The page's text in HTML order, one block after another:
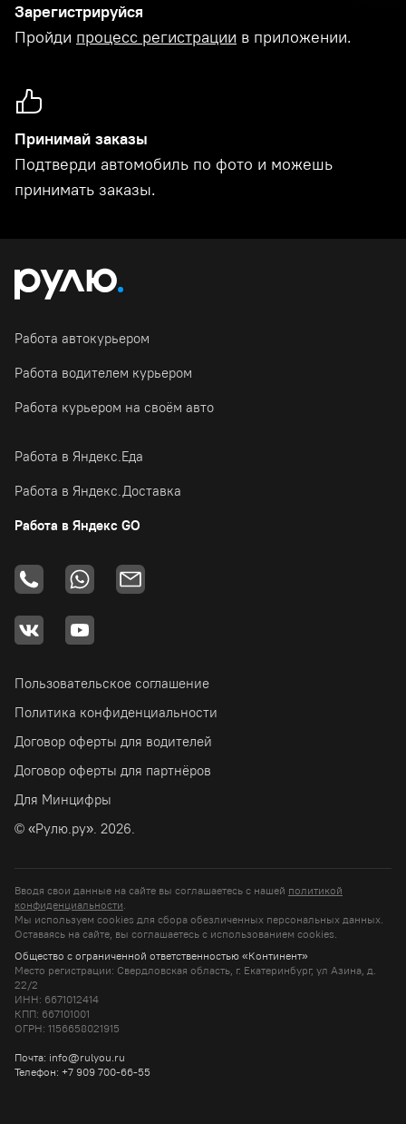
Зарегистрируйся
Пройди процесс регистрации в приложении.
Принимай заказы
Подтверди автомобиль по фото и можешь
принимать заказы.
Работа автокурьером
Работа водителем курьером
Работа курьером на своём авто
Работа в Яндекс.Еда
Работа в Яндекс.Доставка
Работа в Яндекс GO
Пользовательское соглашение
Политика конфиденциальности
Договор оферты для водителей
Договор оферты для партнёров
Для Минцифры
© «Рулю.ру». 2026.
Вводя свои данные на сайте вы соглашаетесь с нашей политикой
конфиденциальности
Мы используем cookies для сбора обезличенных персональных данных.
Оставаясь на сайте, вы соглашаетесь c использованием cookies.
Общество с ограниченной ответственностью «Континент»
Место регистрации: Свердловская область, г. Екатеринбург, ул Азина, д.
22/2
ИНН: 6671012414
КПП: 667101001
ОГРН: 1156658021915
Почта: info@rulyou.ru
Телефон: +7 909 700-66-55